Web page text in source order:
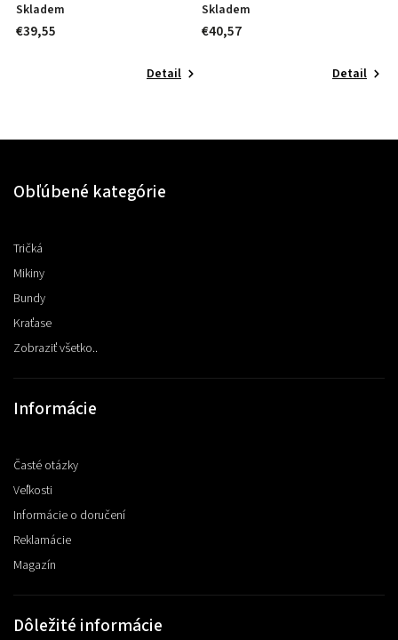
Skladem
€39,55
Detail
Skladem
€40,57
Detail
Obľúbené kategórie
Tričká
Mikiny
Bundy
Kraťase
Zobraziť všetko..
Informácie
Časté otázky
Veľkosti
Informácie o doručení
Reklamácie
Magazín
Dôležité informácie